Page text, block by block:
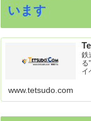
います
鉄
る
イ
ク
www.tetsudo.com